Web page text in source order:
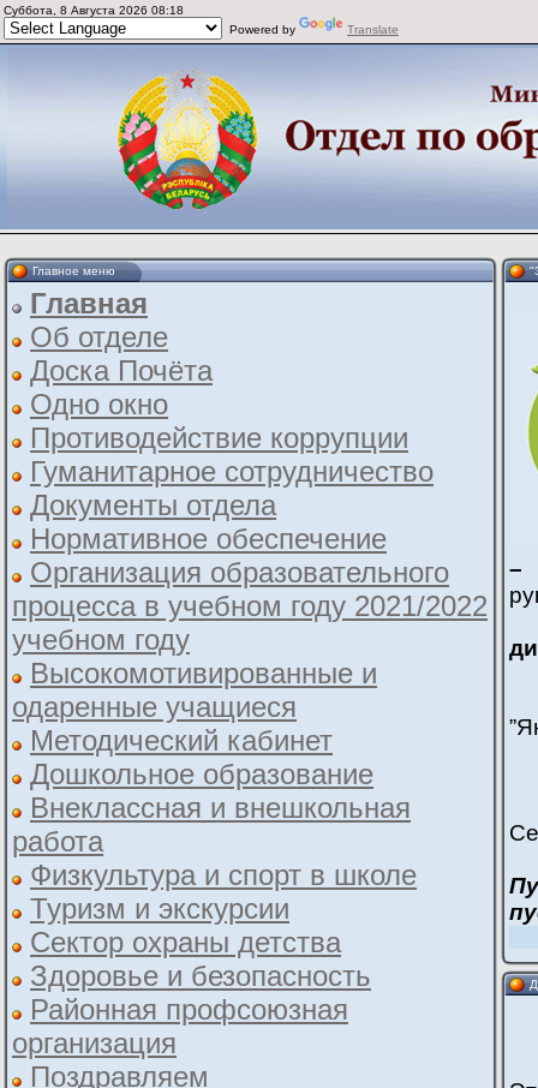
Суббота, 8 Августа 2026 08:18
Powered by
Translate
Главное меню
Главная
Об отделе
Доска Почёта
Одно окно
Противодействие коррупции
Гуманитарное сотрудничество
Документы отдела
Нормативное обеспечение
Организация образовательного
процесса в учебном году 2021/2022
учебном году
Высокомотивированные и
одаренные учащиеся
Методический кабинет
Дошкольное образование
Внеклассная и внешкольная
работа
Физкультура и спорт в школе
Туризм и экскурсии
Сектор охраны детства
Здоровье и безопасность
Районная профсоюзная
организация
Поздравляем
–